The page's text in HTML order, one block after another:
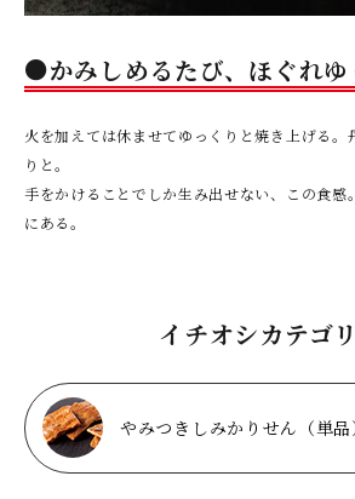
●かみしめるたび、ほぐれゆ
火を加えては休ませてゆっくりと焼き上げる。
りと。
手をかけることでしか生み出せない、この食感
にある。
イチオシカテゴ
やみつきしみかりせん（単品